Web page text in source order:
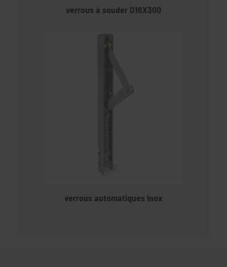
verrous à souder D16X300
verrous automatiques inox